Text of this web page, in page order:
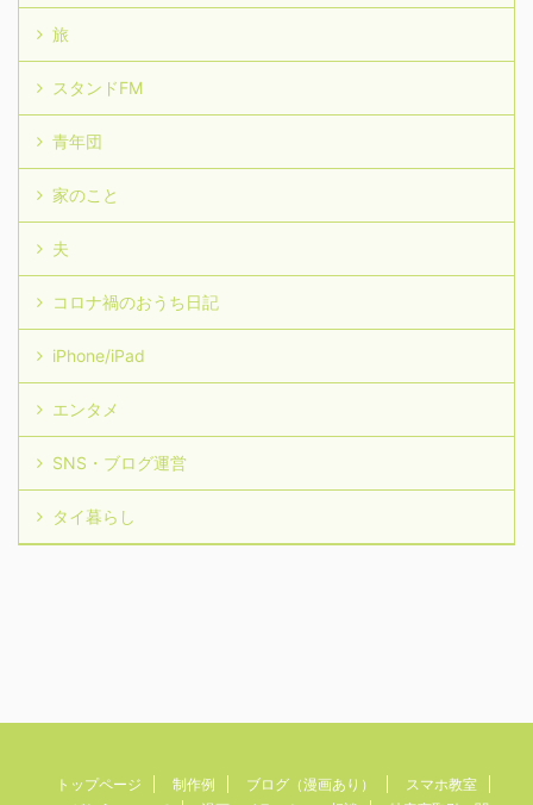
旅
スタンドFM
青年団
家のこと
夫
コロナ禍のおうち日記
iPhone/iPad
エンタメ
SNS・ブログ運営
タイ暮らし
トップページ 制作例 ブログ（漫画あり）
スマホ教室